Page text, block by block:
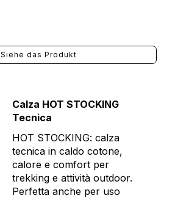
Siehe das Produkt
Calza HOT STOCKING
Tecnica
HOT STOCKING: calza
tecnica in caldo cotone,
calore e comfort per
trekking e attività outdoor.
Perfetta anche per uso